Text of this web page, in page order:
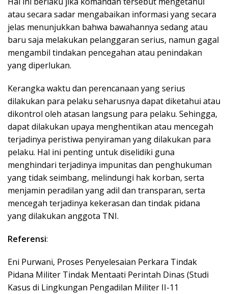
atau secara sadar mengabaikan informasi yang secara
jelas menunjukkan bahwa bawahannya sedang atau
baru saja melakukan pelanggaran serius, namun gagal
mengambil tindakan pencegahan atau penindakan
yang diperlukan.
Kerangka waktu dan perencanaan yang serius
dilakukan para pelaku seharusnya dapat diketahui atau
dikontrol oleh atasan langsung para pelaku. Sehingga,
dapat dilakukan upaya menghentikan atau mencegah
terjadinya peristiwa penyiraman yang dilakukan para
pelaku. Hal ini penting untuk diselidiki guna
menghindari terjadinya impunitas dan penghukuman
yang tidak seimbang, melindungi hak korban, serta
menjamin peradilan yang adil dan transparan, serta
mencegah terjadinya kekerasan dan tindak pidana
yang dilakukan anggota TNI.
Referensi:
Eni Purwani, Proses Penyelesaian Perkara Tindak
Pidana Militer Tindak Mentaati Perintah Dinas (Studi
Kasus di Lingkungan Pengadilan Militer II-11